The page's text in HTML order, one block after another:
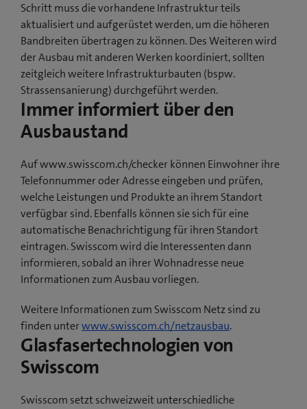
Schritt muss die vorhandene Infrastruktur teils
aktualisiert und aufgerüstet werden, um die höheren
Bandbreiten übertragen zu können. Des Weiteren wird
der Ausbau mit anderen Werken koordiniert, sollten
zeitgleich weitere Infrastrukturbauten (bspw.
Strassensanierung) durchgeführt werden.
Immer informiert über den
Ausbaustand
Auf www.swisscom.ch/checker können Einwohner ihre
Telefonnummer oder Adresse eingeben und prüfen,
welche Leistungen und Produkte an ihrem Standort
verfügbar sind. Ebenfalls können sie sich für eine
automatische Benachrichtigung für ihren Standort
eintragen. Swisscom wird die Interessenten dann
informieren, sobald an ihrer Wohnadresse neue
Informationen zum Ausbau vorliegen.
Weitere Informationen zum Swisscom Netz sind zu
finden unterwww.swisscom.ch/netzausbau.
Glasfasertechnologien von
Swisscom
Swisscom setzt schweizweit unterschiedliche